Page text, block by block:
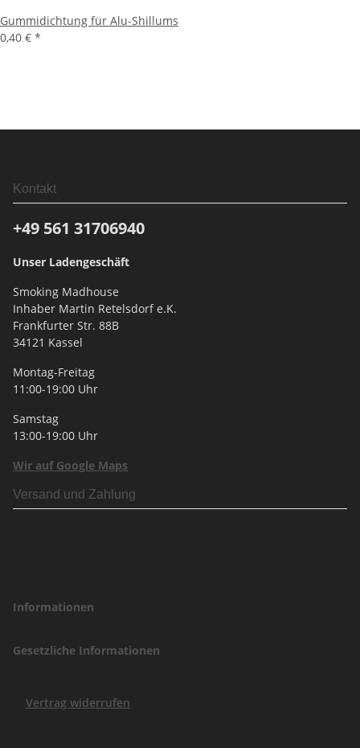
Gummidichtung für Alu-Shillums
0,40 € *
Kontakt
+49 561 31706940
Unser Ladengeschäft
Smoking Madhouse
Inhaber Martin Retelsdorf e.K.
Frankfurter Str. 88B
34121 Kassel
Montag-Freitag
11:00-19:00 Uhr
Samstag
13:00-19:00 Uhr
Wir auf Google Maps
Versand und Zahlung
Informationen
Gesetzliche Informationen
Vertrag widerrufen